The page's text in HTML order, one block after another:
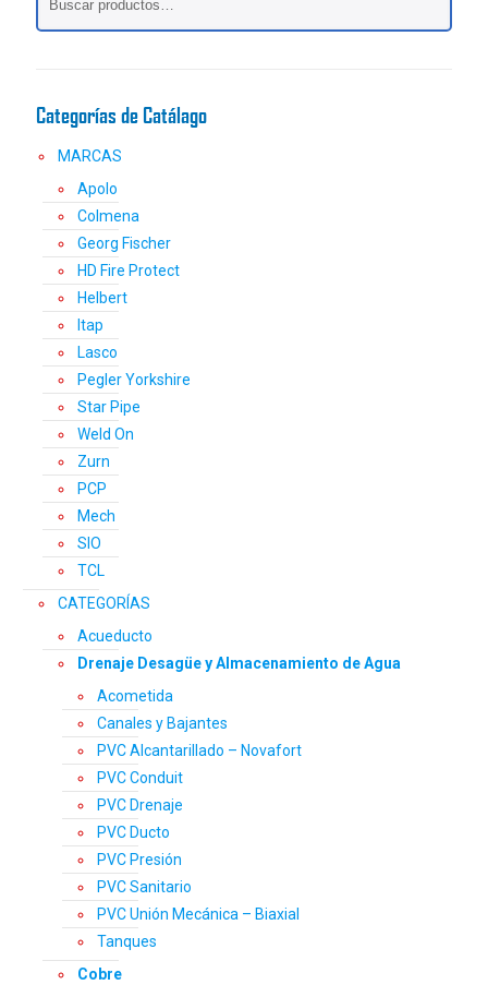
pueden
elegir
de
Categorías de Catálago
MARCAS
Apolo
Colmena
Georg Fischer
HD Fire Protect
Helbert
Itap
Lasco
Pegler Yorkshire
Star Pipe
Weld On
Zurn
PCP
Mech
SIO
TCL
CATEGORÍAS
Acueducto
Drenaje Desagüe y Almacenamiento de Agua
Acometida
Canales y Bajantes
PVC Alcantarillado – Novafort
PVC Conduit
PVC Drenaje
PVC Ducto
PVC Presión
PVC Sanitario
PVC Unión Mecánica – Biaxial
Tanques
Cobre